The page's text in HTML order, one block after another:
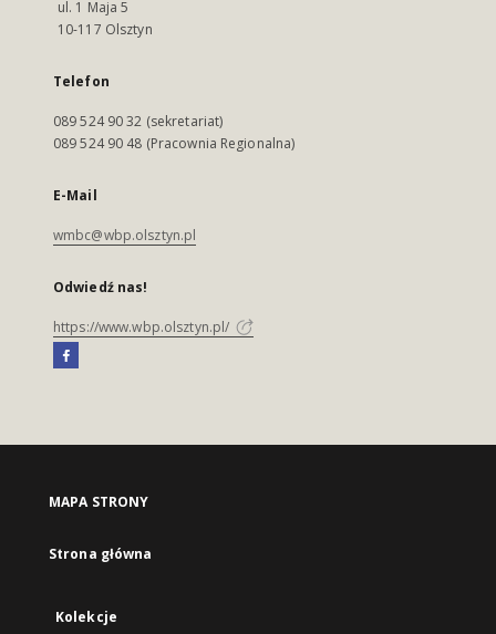
ul. 1 Maja 5
10-117 Olsztyn
Telefon
089 524 90 32 (sekretariat)
089 524 90 48 (Pracownia Regionalna)
E-Mail
wmbc@wbp.olsztyn.pl
Odwiedź nas!
https://www.wbp.olsztyn.pl/
MAPA STRONY
Strona główna
Kolekcje